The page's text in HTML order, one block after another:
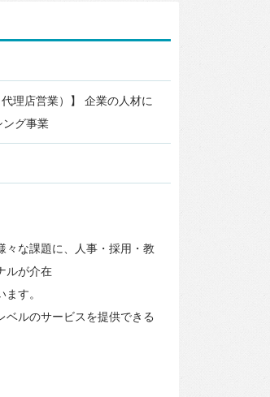
理店営業）】 企業の人材に
グ事業
々な課題に、人事・採用・教
ルが介在
す。
ルのサービスを提供できる